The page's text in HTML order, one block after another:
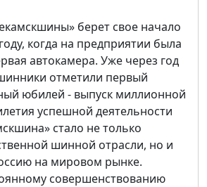
берет свое начало
когда на предприятии была
автокамера. Уже через год
отметили первый
юбилей - выпуск миллионной
успешной деятельности
стало не только
шинной отрасли, но и
на мировом рынке.
совершенствованию